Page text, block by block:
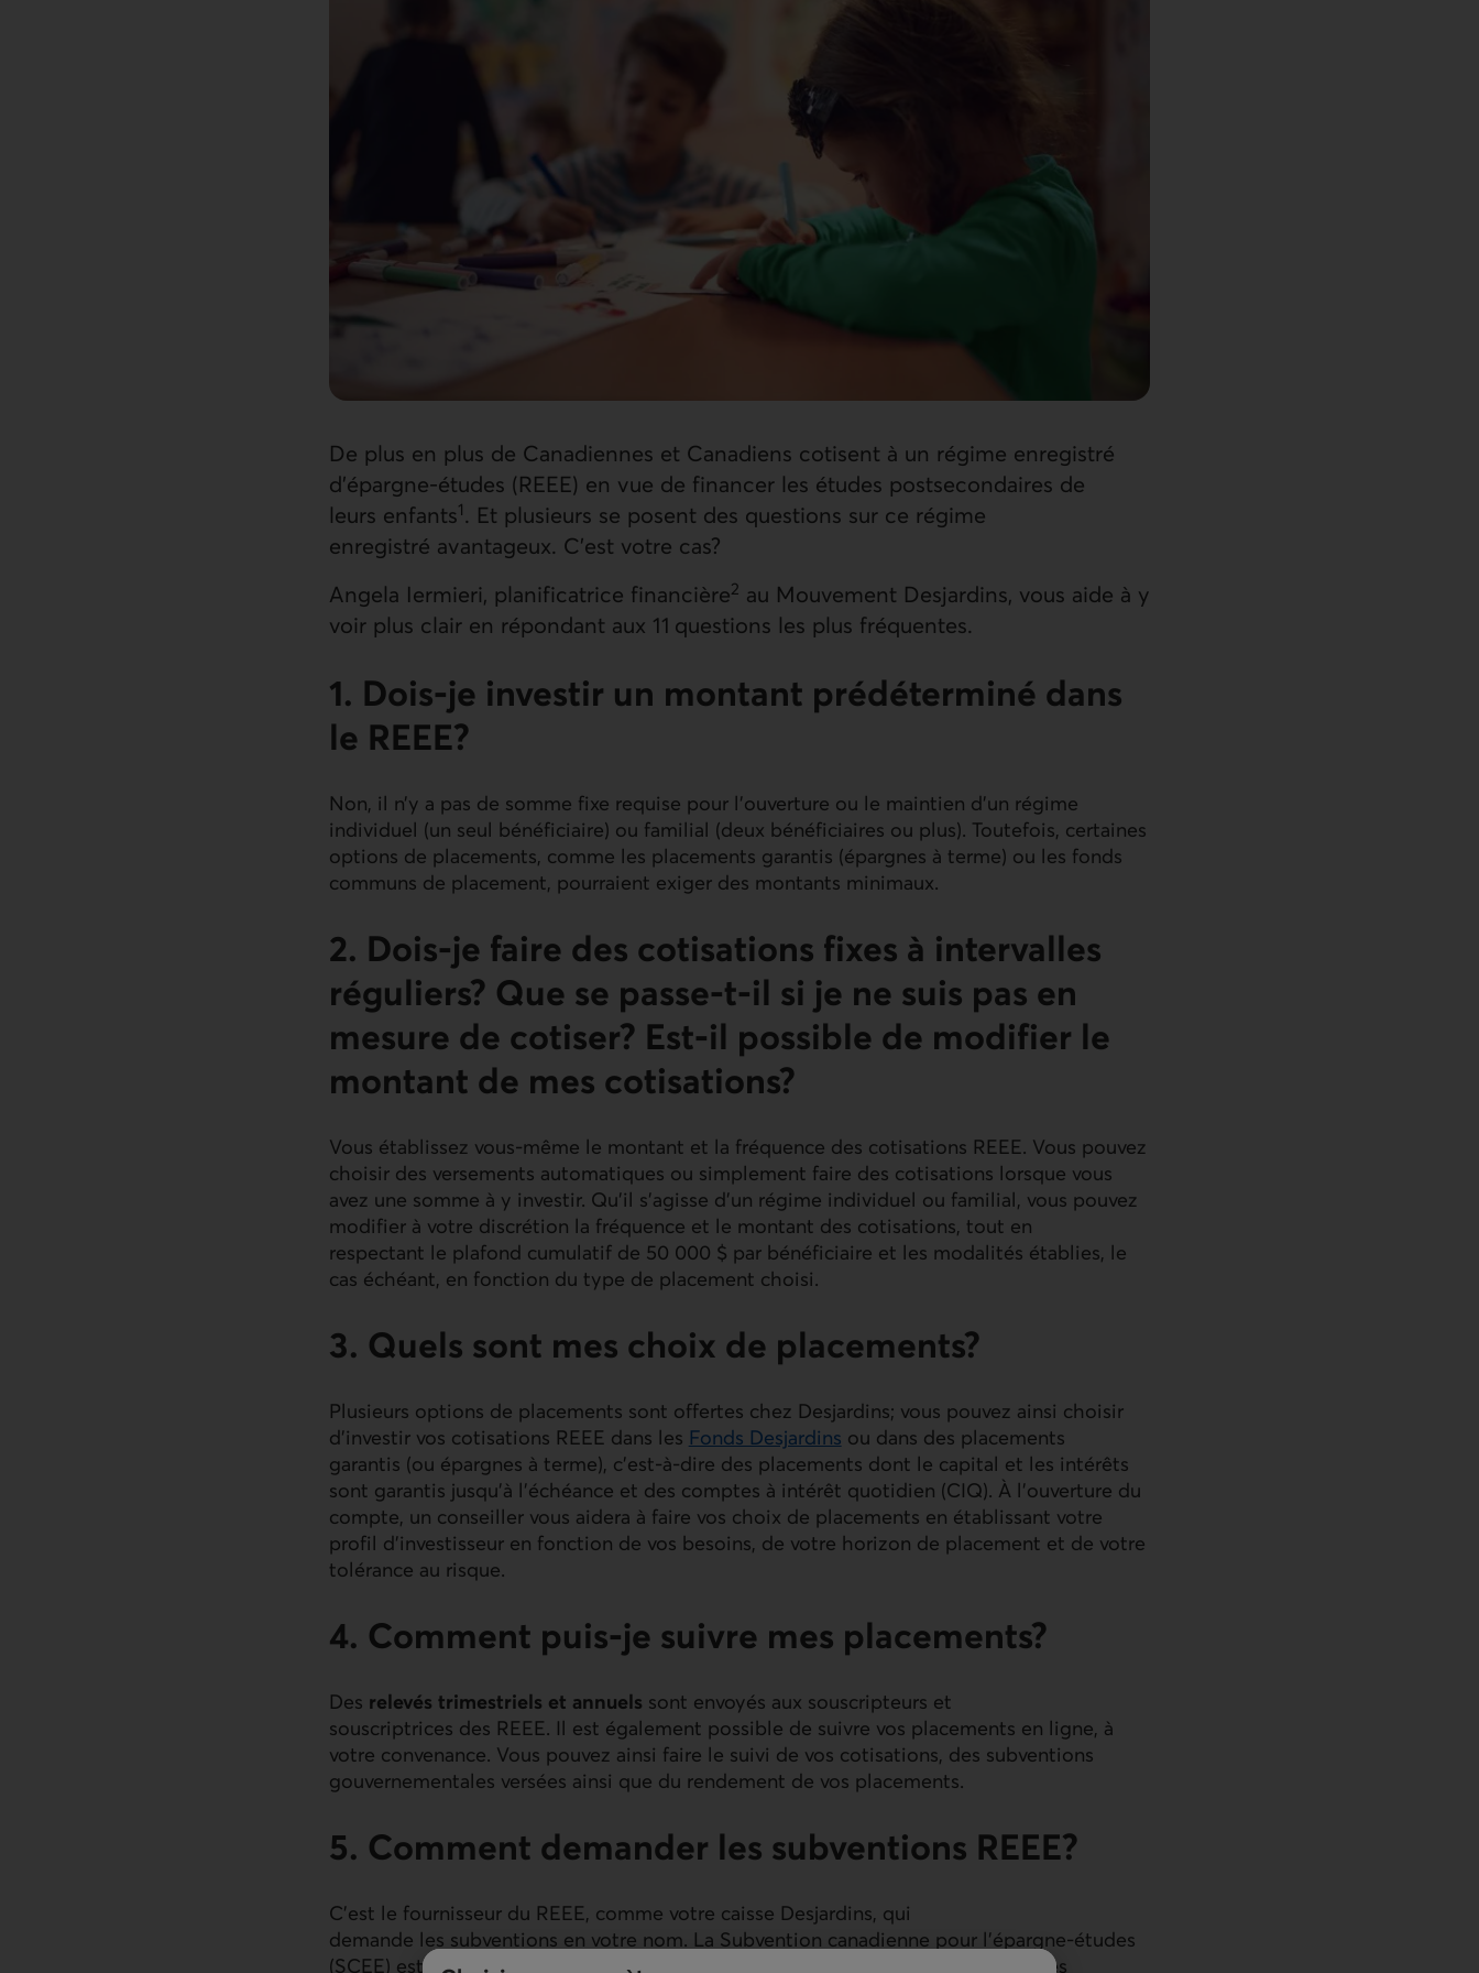
De plus en plus de Canadiennes et Canadiens cotisent à un régime enregistré
d’épargne-études (REEE) en vue de financer les études postsecondaires de
leurs enfants1. Et plusieurs se posent des questions sur ce régime
enregistré avantageux. C’est votre cas?
Angela Iermieri, planificatrice financière2 au Mouvement Desjardins, vous aide à y
voir plus clair en répondant aux 11 questions les plus fréquentes.
1. Dois-je investir un montant prédéterminé dans
le REEE?
Non, il n’y a pas de somme fixe requise pour l’ouverture ou le maintien d’un régime
individuel (un seul bénéficiaire) ou familial (deux bénéficiaires ou plus). Toutefois, certaines
options de placements, comme les placements garantis (épargnes à terme) ou les fonds
communs de placement, pourraient exiger des montants minimaux.
2. Dois-je faire des cotisations fixes à intervalles
réguliers? Que se passe-t-il si je ne suis pas en
mesure de cotiser? Est-il possible de modifier le
montant de mes cotisations?
Vous établissez vous-même le montant et la fréquence des cotisations REEE. Vous pouvez
choisir des versements automatiques ou simplement faire des cotisations lorsque vous
avez une somme à y investir. Qu’il s’agisse d’un régime individuel ou familial, vous pouvez
modifier à votre discrétion la fréquence et le montant des cotisations, tout en
respectant le plafond cumulatif de 50 000 $ par bénéficiaire et les modalités établies, le
cas échéant, en fonction du type de placement choisi.
3. Quels sont mes choix de placements?
Plusieurs options de placements sont offertes chez Desjardins; vous pouvez ainsi choisir
d’investir vos cotisations REEE dans les Fonds Desjardins ou dans des placements
garantis (ou épargnes à terme), c’est-à-dire des placements dont le capital et les intérêts
sont garantis jusqu’à l’échéance et des comptes à intérêt quotidien (CIQ). À l’ouverture du
compte, un conseiller vous aidera à faire vos choix de placements en établissant votre
profil d’investisseur en fonction de vos besoins, de votre horizon de placement et de votre
tolérance au risque.
4. Comment puis-je suivre mes placements?
Des relevés trimestriels et annuels sont envoyés aux souscripteurs et
souscriptrices des REEE. Il est également possible de suivre vos placements en ligne, à
votre convenance. Vous pouvez ainsi faire le suivi de vos cotisations, des subventions
gouvernementales versées ainsi que du rendement de vos placements.
5. Comment demander les subventions REEE?
C’est le fournisseur du REEE, comme votre caisse Desjardins, qui
demande les subventions en votre nom. La Subvention canadienne pour l’épargne-études
(SCEE) est versée mensuellement dans le compte du bénéficiaire, en fonction des